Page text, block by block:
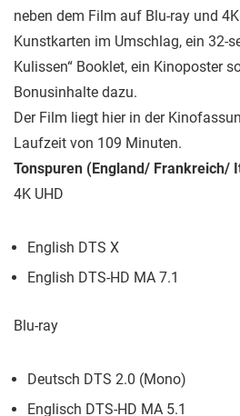
neben dem Film auf Blu-ray und
Kunstkarten im Umschlag, ein 32-
Kulissen“ Booklet, ein Kinoposter
Bonusinhalte dazu.
Der Film liegt hier in der
Laufzeit von 109 Minuten.
Tonspuren (England/ Frankreich/
4K UHD
English DTS X
English DTS-HD MA 7.1
Blu-ray
Deutsch DTS 2.0 (Mono)
Englisch DTS-HD MA 5.1